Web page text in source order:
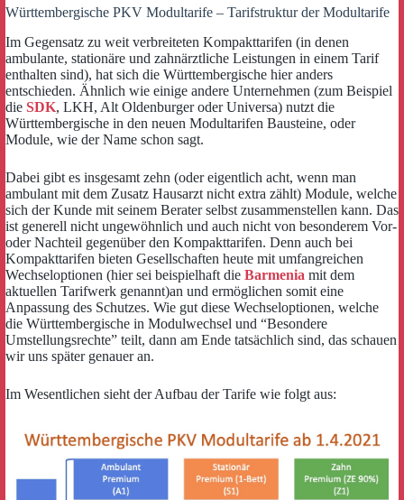
Württembergische PKV Modultarife – Tarifstruktur der Modultarife
Im Gegensatz zu weit verbreiteten Kompakttarifen (in denen
ambulante, stationäre und zahnärztliche Leistungen in einem Tarif
enthalten sind), hat sich die Württembergische hier anders
entschieden. Ähnlich wie einige andere Unternehmen (zum Beispiel
die SDK, LKH, Alt Oldenburger oder Universa) nutzt die
Württembergische in den neuen Modultarifen Bausteine, oder
Module, wie der Name schon sagt.
Dabei gibt es insgesamt zehn (oder eigentlich acht, wenn man
ambulant mit dem Zusatz Hausarzt nicht extra zählt) Module, welche
sich der Kunde mit seinem Berater selbst zusammenstellen kann. Das
ist generell nicht ungewöhnlich und auch nicht von besonderem Vor-
oder Nachteil gegenüber den Kompakttarifen. Denn auch bei
Kompakttarifen bieten Gesellschaften heute mit umfangreichen
Wechseloptionen (hier sei beispielhaft die Barmenia mit dem
aktuellen Tarifwerk genannt)an und ermöglichen somit eine
Anpassung des Schutzes. Wie gut diese Wechseloptionen, welche
die Württembergische in Modulwechsel und “Besondere
Umstellungsrechte” teilt, dann am Ende tatsächlich sind, das schauen
wir uns später genauer an.
Im Wesentlichen sieht der Aufbau der Tarife wie folgt aus: